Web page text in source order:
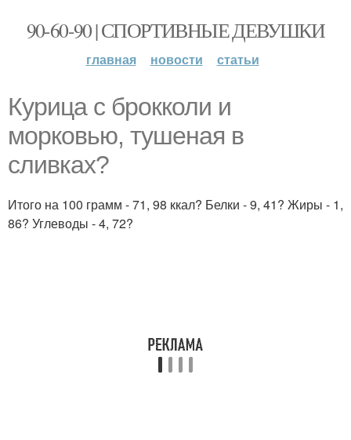
90-60-90 | СПОРТИВНЫЕ ДЕВУШКИ
главная новости статьи
Курица с брокколи и
морковью, тушеная в
сливках?
Итого на 100 грамм - 71, 98 ккал? Белки - 9, 41? Жиры - 1,
86? Углеводы - 4, 72?